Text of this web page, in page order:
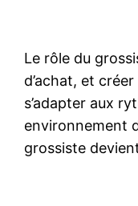
Le rôle du
d’achat, et
s’adapter aux
environnement
grossiste